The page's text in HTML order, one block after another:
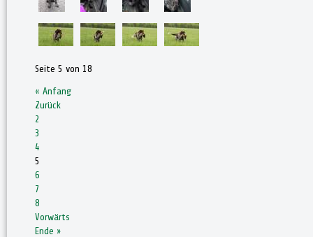
Seite 5 von 18
« Anfang
Zurück
2
3
4
5
6
7
8
Vorwärts
Ende »